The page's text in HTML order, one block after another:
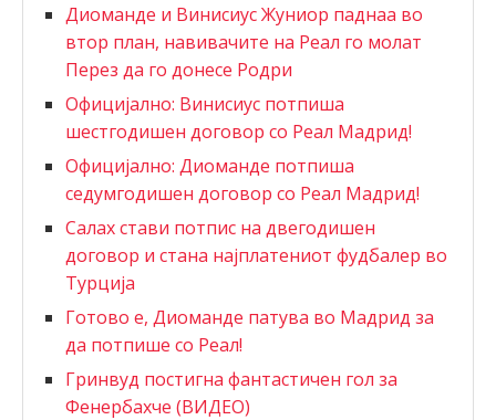
Диоманде и Винисиус Жуниор паднаа во
втор план, навивачите на Реал го молат
Перез да го донесе Родри
Официјално: Винисиус потпиша
шестгодишен договор со Реал Мадрид!
Официјално: Диоманде потпиша
седумгодишен договор со Реал Мадрид!
Салах стави потпис на двегодишен
договор и стана најплатениот фудбалер во
Турција
Готово е, Диоманде патува во Мадрид за
да потпише со Реал!
Гринвуд постигна фантастичен гол за
Фенербахче (ВИДЕО)